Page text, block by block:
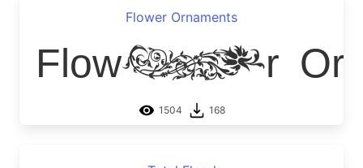
Flower Ornaments
Flower
1504 168